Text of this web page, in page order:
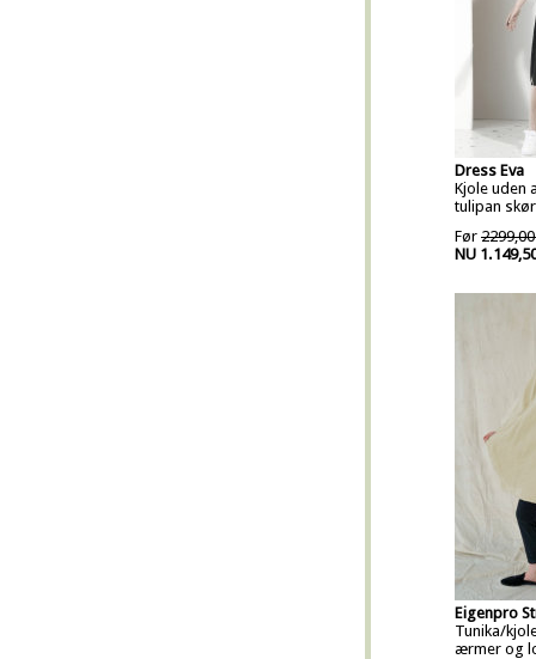
Dress Eva
Kjole uden
tulipan
Før 2299,00
NU
Eigenpro
Tunika/
ærmer og